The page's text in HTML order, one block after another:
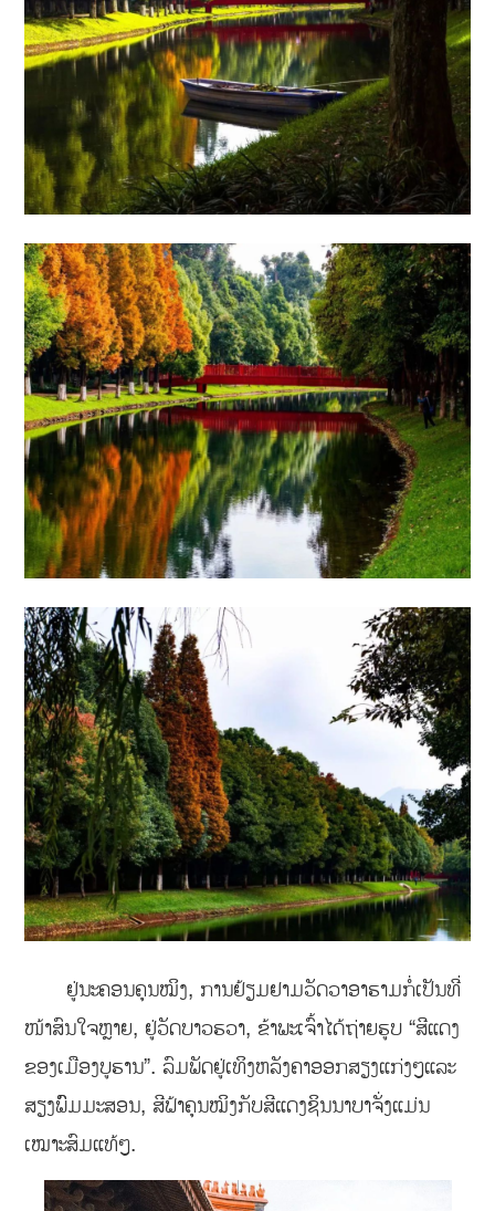
ຢູ່ນະຄອນຄຸນໝິງ, ການຢ້ຽມຢາມວັດວາອາຮາມກໍ່ເປັນທີ່
ໜ້າສົນໃຈຫຼາຍ, ຢູ່ວັດບາວຮວາ, ຂ້າພະເຈົ້າໄດ້ຖ່າຍຮູບ “ສີແດງ
ຂອງເມືອງບູຮານ”. ລົມພັດຢູ່ເທິງຫລັງຄາອອກສຽງແກ່ງໆແລະ
ສຽງພົົມມະສອນ, ສີຟ້າຄຸນໝິງກັບສີແດງຊິນນາບາຈັ່ງແມ່ນ
ເໝາະສົມແທ້ໆ.